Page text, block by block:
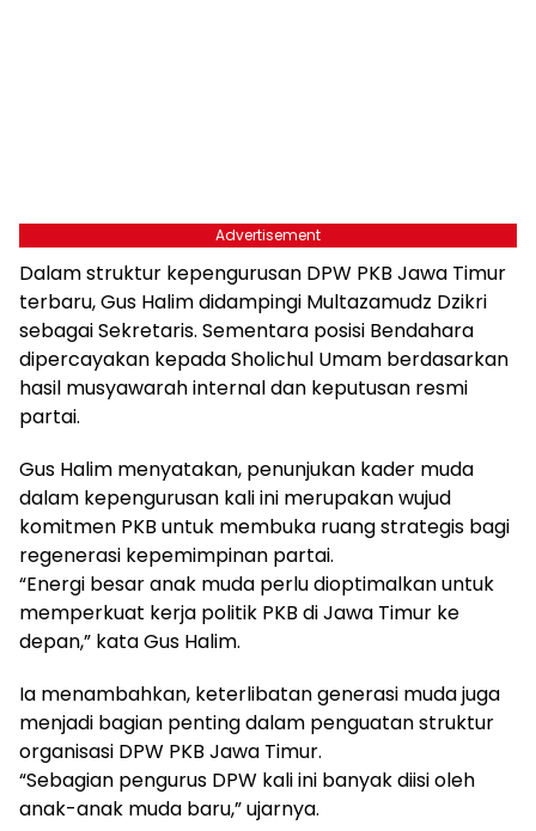
Advertisement
Dalam struktur kepengurusan DPW PKB Jawa Timur
terbaru, Gus Halim didampingi Multazamudz Dzikri
sebagai Sekretaris. Sementara posisi Bendahara
dipercayakan kepada Sholichul Umam berdasarkan
hasil musyawarah internal dan keputusan resmi
partai.
Gus Halim menyatakan, penunjukan kader muda
dalam kepengurusan kali ini merupakan wujud
komitmen PKB untuk membuka ruang strategis bagi
regenerasi kepemimpinan partai.
“Energi besar anak muda perlu dioptimalkan untuk
memperkuat kerja politik PKB di Jawa Timur ke
depan,” kata Gus Halim.
Ia menambahkan, keterlibatan generasi muda juga
menjadi bagian penting dalam penguatan struktur
organisasi DPW PKB Jawa Timur.
“Sebagian pengurus DPW kali ini banyak diisi oleh
anak-anak muda baru,” ujarnya.